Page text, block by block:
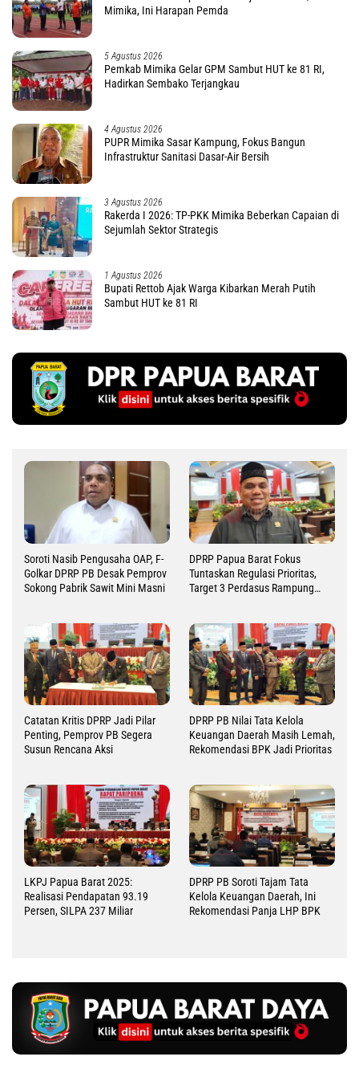
Mimika, Ini Harapan Pemda
5 Agustus 2026
Pemkab Mimika Gelar GPM Sambut HUT ke 81 RI,
Hadirkan Sembako Terjangkau
4 Agustus 2026
PUPR Mimika Sasar Kampung, Fokus Bangun
Infrastruktur Sanitasi Dasar-Air Bersih
3 Agustus 2026
Rakerda I 2026: TP-PKK Mimika Beberkan Capaian di
Sejumlah Sektor Strategis
1 Agustus 2026
Bupati Rettob Ajak Warga Kibarkan Merah Putih
Sambut HUT ke 81 RI
Soroti Nasib Pengusaha OAP, F-
Golkar DPRP PB Desak Pemprov
Sokong Pabrik Sawit Mini Masni
DPRP Papua Barat Fokus
Tuntaskan Regulasi Prioritas,
Target 3 Perdasus Rampung
Catatan Kritis DPRP Jadi Pilar
Penting, Pemprov PB Segera
Susun Rencana Aksi
DPRP PB Nilai Tata Kelola
Keuangan Daerah Masih Lemah,
Rekomendasi BPK Jadi Prioritas
LKPJ Papua Barat 2025:
Realisasi Pendapatan 93.19
Persen, SILPA 237 Miliar
DPRP PB Soroti Tajam Tata
Kelola Keuangan Daerah, Ini
Rekomendasi Panja LHP BPK